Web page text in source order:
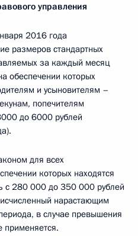
управления
2016 года
размеров стандартных
за каждый месяц
обеспечении которых
и усыновителям –
попечителям
до 6000 рублей
для всех
которых находятся
с 280 000 до 350 000 рублей
нарастающим
в случае превышения
применяется.